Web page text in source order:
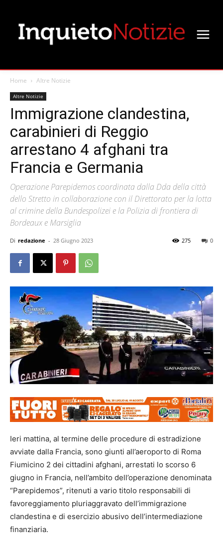
Home Altre Notizie
Altre Notizie
Immigrazione clandestina,
carabinieri di Reggio
arrestano 4 afghani tra
Francia e Germania
Operazione Parepidemos coordinata dalla Dda della città
dello Stretto in collaborazione con il Direttorato per la lotta
al crimine della Bundespolizei e la Polizia di frontiera di
Bordeaux e Marsiglia
Di redazione - 28 Giugno 2023 0
275
Ieri mattina, al termine delle procedure di estradizione
avviate dalla Francia, sono giunti all’aeroporto di Roma
Fiumicino 2 dei cittadini afghani, arrestati lo scorso 6
giugno in Francia, nell’ambito dell’operazione denominata
“Parepidemos”, ritenuti a vario titolo responsabili di
favoreggiamento pluriaggravato dell’immigrazione
clandestina e di esercizio abusivo dell’intermediazione
finanziaria.